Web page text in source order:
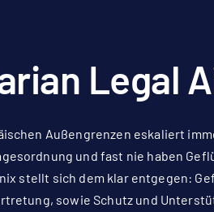
Legal
Außengrenzen eskaliert
und fast nie haben
stellt sich dem klar entgegen:
sowie Schutz und